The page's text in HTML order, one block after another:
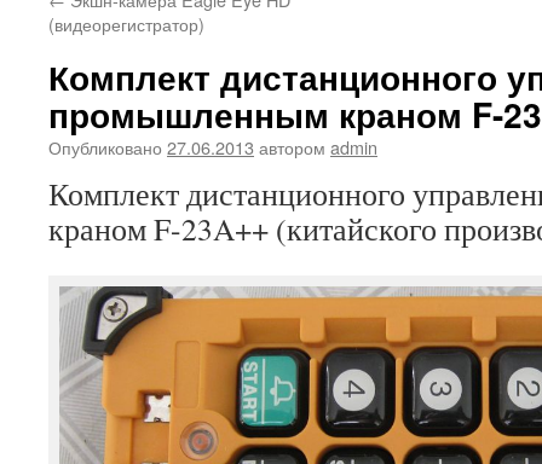
(видеорегистратор)
Комплект дистанционного
промышленным краном F-
Опубликовано 27.06.2013 автором admin
Комплект дистанционного
краном F-23A++ (китайского